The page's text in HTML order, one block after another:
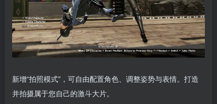
新增“拍照模式”，可自由配置角色、调整姿势与表情。打造
并拍摄属于您自己的激斗大片。